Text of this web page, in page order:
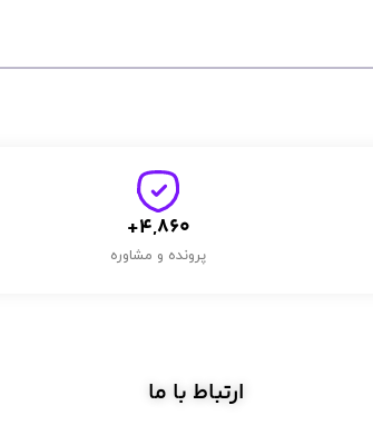
پرونده و مشاوره
4,860
+
ارتباط با ما